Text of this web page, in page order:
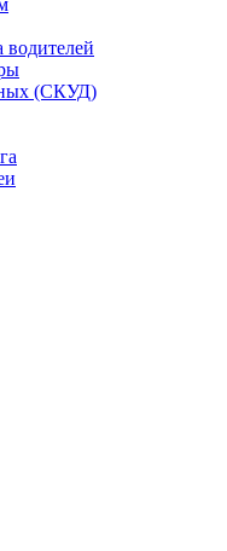
водителей
(СКУД)